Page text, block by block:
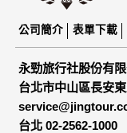
公司簡介 表單下載
永勁旅行社股份有
台北市中山區長安
台北 02-2562-1000